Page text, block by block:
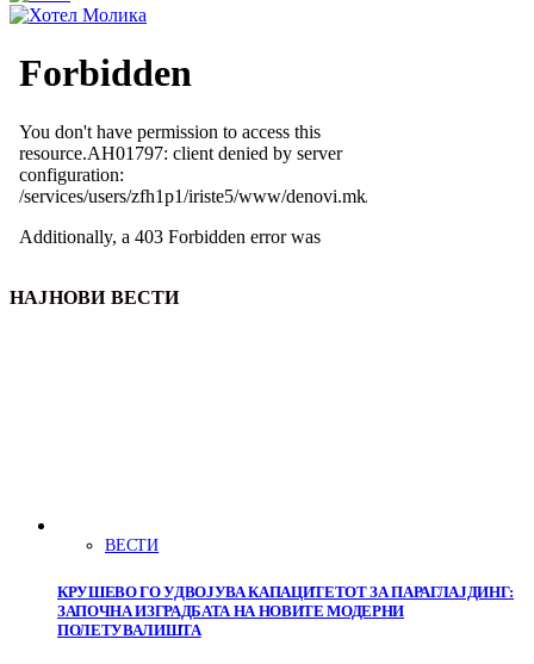
НАЈНОВИ ВЕСТИ
ВЕСТИ
КРУШЕВО ГО УДВОЈУВА КАПАЦИТЕТОТ ЗА ПАРАГЛАЈДИНГ:
ЗАПОЧНА ИЗГРАДБАТА НА НОВИТЕ МОДЕРНИ
ПОЛЕТУВАЛИШТА